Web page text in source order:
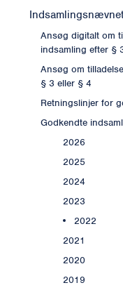
Indsamlingsnævnet
Ansøg digitalt om
indsamling efter §
Ansøg om
§ 3 eller § 4
Retningslinjer for
Godkendte
2026
2025
2024
2023
2022
2021
2020
2019